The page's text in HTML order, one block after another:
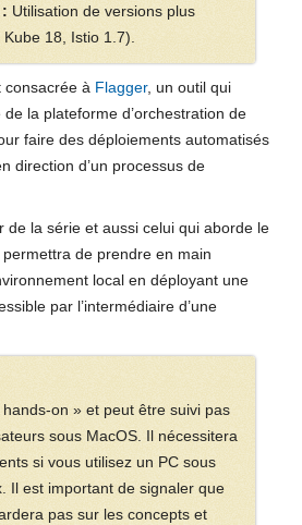
Utilisation de versions plus
18, Istio 1.7).
consacrée à Flagger, un outil qui
de la plateforme d’orchestration de
faire des déploiements automatisés
direction d’un processus de
de la série et aussi celui qui aborde le
de prendre en main
local en déployant une
par l’intermédiaire d’une
on » et peut être suivi pas
sous MacOS. Il nécessitera
si vous utilisez un PC sous
Il est important de signaler que
pas sur les concepts et